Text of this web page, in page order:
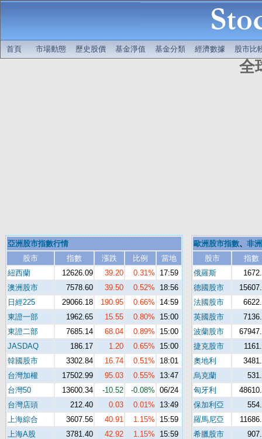
首頁 市場動態 歷史股價 基金淨值 基金分類 經濟數據 股市比
全
亞洲股市指數行情
股市
指數 漲跌 比例
當地
紐西蘭
12626.09 39.20 0.31%
17:59
澳洲股市
7578.60 39.50 0.52%
18:56
日經225
29066.18 190.95 0.66%
14:59
東證一部
1962.65 15.55 0.80%
15:00
東證二部
7685.14 68.04 0.89%
15:00
JASDAQ
186.17 1.20 0.65%
15:00
韓國股市
3302.84 16.74 0.51%
18:01
台灣加權
17502.99 95.03 0.55%
13:47
台灣50
13600.34 -10.52 -0.08% 06/24
台灣店頭
212.40 0.03 0.01%
13:49
上海綜合
3607.56 40.91 1.15%
15:59
上海A股
3781.40 42.92 1.15%
15:59
歐洲股市指數、 非
股市
指數
俄羅斯
德國股市
法國股市
英國股市
波蘭股市
捷克股市
奧地利
烏克蘭
匈牙利
保加利亞
羅馬尼亞
希臘股市